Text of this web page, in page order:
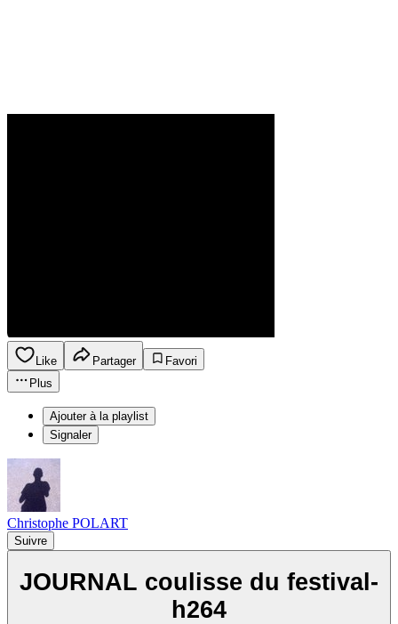
Like Partager
Favori
Plus
Ajouter à la playlist
Signaler
Christophe POLART
Suivre
JOURNAL coulisse du festival-
h264